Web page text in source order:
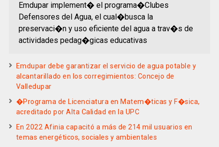
Emdupar implement� el programa�Clubes
Defensores del Agua, el cual�busca la
preservaci�n y uso eficiente del agua a trav�s de
actividades pedag�gicas educativas
Emdupar debe garantizar el servicio de agua potable y
alcantarillado en los corregimientos: Concejo de
Valledupar
�Programa de Licenciatura en Matem�ticas y F�sica,
acreditado por Alta Calidad en la UPC
En 2022 Afinia capacitó a más de 214 mil usuarios en
temas energéticos, sociales y ambientales